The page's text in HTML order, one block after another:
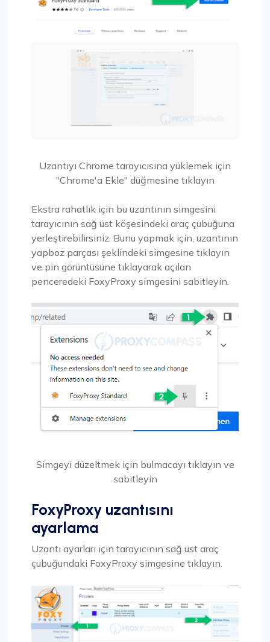
Uzantıyı Chrome tarayıcısına yüklemek için
"Chrome'a Ekle" düğmesine tıklayın
Ekstra rahatlık için bu uzantının simgesini
tarayıcının sağ üst köşesindeki araç çubuğuna
yerleştirebilirsiniz. Bunu yapmak için, uzantının
yapboz parçası şeklindeki simgesine tıklayın
ve pin görüntüsüne tıklayarak açılan
penceredeki FoxyProxy simgesini sabitleyin.
Simgeyi düzeltmek için bulmacayı tıklayın ve
sabitleyin
FoxyProxy uzantısını
ayarlama
Uzantı ayarları için tarayıcının sağ üst araç
çubuğundaki FoxyProxy simgesine tıklayın.